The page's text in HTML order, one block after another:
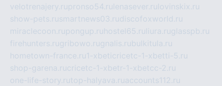
velotrenajery.rupronso54.ru lenasever.ru lovinskix.ru
show-pets.rusmartnews03.rudiscofoxworld.ru
miraclecoon.rupongup.ru hostel65.ru liura.ruglasspb.ru
firehunters.rugribowo.rugnalis.rubulkitula.ru
hometown-france.ru1-xbeticricetc-1-xbetti-5.ru
shop-garena.rucricetc-1-xbetr-1-xbetcc-2.ru
one-life-story.rutop-halyava.ruaccounts112.ru